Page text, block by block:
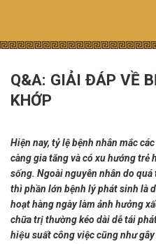
content
Q&A: GIẢI ĐÁP VỀ
KHỚP
Hiện nay, tỷ lệ bệnh nhân mắc
càng gia tăng và có xu hướng trẻ
sống. Ngoài nguyên nhân do
thì phần lớn bệnh lý phát sinh là
hoạt hàng ngày làm ảnh hưởng
chữa trị thường kéo dài dễ tái
hiệu suất công việc cũng như